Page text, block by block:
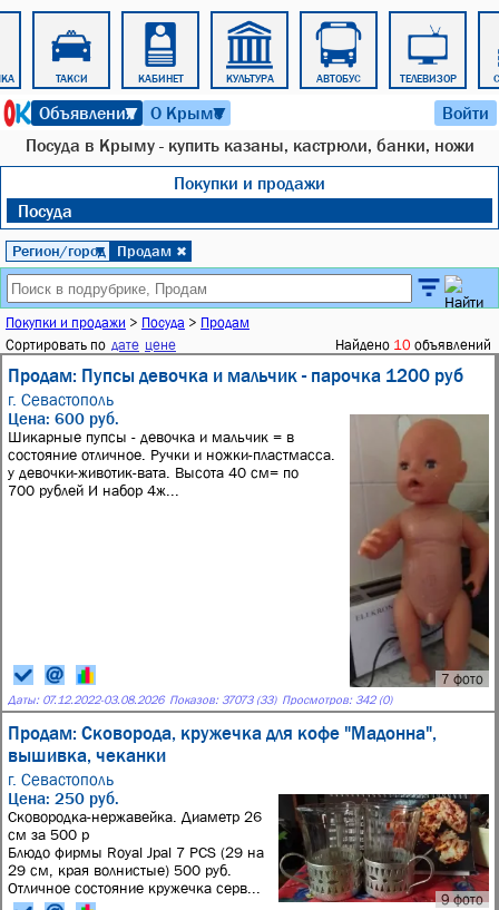
ТАКСИ КАБИНЕТ КУЛЬТУРА АВТОБУС ТЕЛЕВИЗОР
Объявления
▼ О Крыме
▼ Войти
Посуда в Крыму - купить казаны, кастрюли, банки, ножи
Покупки и продажи
Посуда
Регион/город
▼ Продам ✖
Покупки и продажи > Посуда > Продам
Сортировать по дате цене Найдено 10 объявлений
Продам: Пупсы девочка и мальчик - парочка 1200 руб
г. Севастополь
7 фото
Цена: 600 руб.
Шикарные пупсы - девочка и мальчик = в
состояние отличное. Ручки и ножки-пластмасса.
у девочки-животик-вата. Высота 40 см= по
700 рублей И набор 4ж...
Даты: 07.12.2022-03.08.2026 Показов: 37073 (33) Просмотров: 342 (0)
Продам: Сковорода, кружечка для кофе "Мадонна",
вышивка, чеканки
г. Севастополь
9 фото
Цена: 250 руб.
Сковородка-нержавейка. Диаметр 26
см за 500 р
Блюдо фирмы Royal Jpal 7 PCS (29 на
29 см, края волнистые) 500 руб.
Отличное состояние кружечка серв...